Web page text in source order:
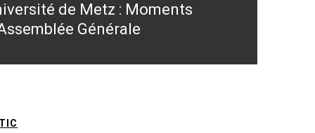
de Metz : Moments
Générale